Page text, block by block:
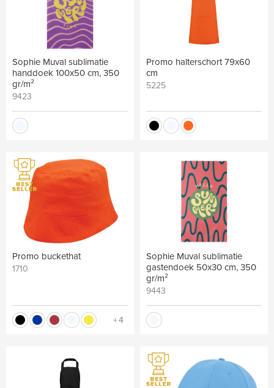
Sophie Muval sublimatie
handdoek 100x50 cm, 350
gr/m²
9423
Promo halterschort 79x60
cm
5225
Promo buckethat
1710
+4
Sophie Muval sublimatie
gastendoek 50x30 cm, 350
gr/m²
9443